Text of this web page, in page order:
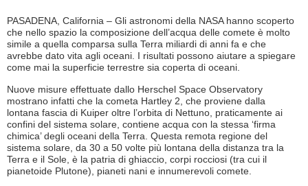
PASADENA, California – Gli astronomi della NASA hanno scoperto
che nello spazio la composizione dell’acqua delle comete è molto
simile a quella comparsa sulla Terra miliardi di anni fa e che
avrebbe dato vita agli oceani. I risultati possono aiutare a spiegare
come mai la superficie terrestre sia coperta di oceani.
Nuove misure effettuate dallo Herschel Space Observatory
mostrano infatti che la cometa Hartley 2, che proviene dalla
lontana fascia di Kuiper oltre l’orbita di Nettuno, praticamente ai
confini del sistema solare, contiene acqua con la stessa ‘firma
chimica’ degli oceani della Terra. Questa remota regione del
sistema solare, da 30 a 50 volte più lontana della distanza tra la
Terra e il Sole, è la patria di ghiaccio, corpi rocciosi (tra cui il
pianetoide Plutone), pianeti nani e innumerevoli comete.